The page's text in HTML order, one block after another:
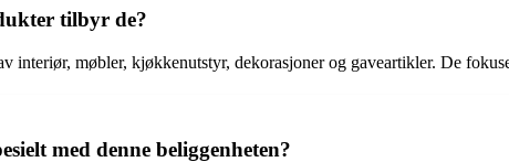
tilbyr de?
interiør, møbler, kjøkkenutstyr, dekorasjoner og gaveartikler. De
med denne beliggenheten?